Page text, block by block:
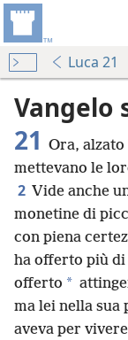
Luca 21
Vangelo
21 Ora,
mettevano le
2 Vide anche
monetine di
con piena
ha offerto più
offerto *
ma lei nella
aveva per